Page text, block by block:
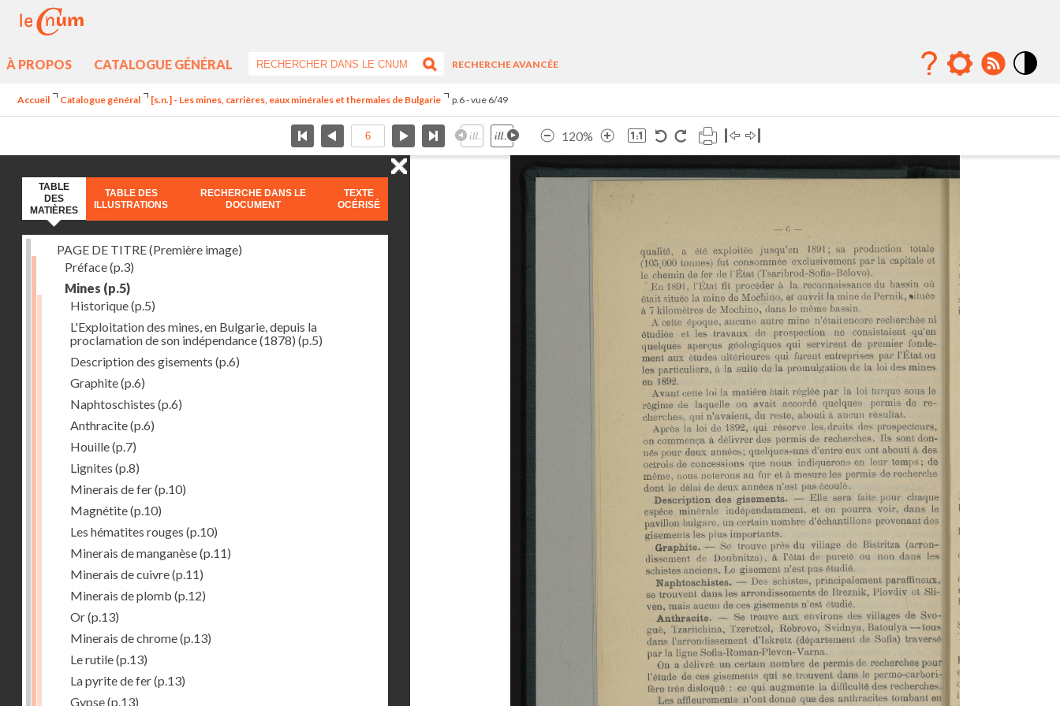
À PROPOS CATALOGUE GÉNÉRAL
RECHERCHE AVANCÉE
Accueil Catalogue général [s.n.] - Les mines, carrières, eaux minérales et thermales de Bulgarie p.6 - vue 6/49
120%
TABLE
DES
MATIÈRES
TABLE DES
ILLUSTRATIONS
RECHERCHE DANS LE
DOCUMENT
TEXTE
OCÉRISÉ
PAGE DE TITRE (Première image)
Préface(p.3)
Mines (p.5)
Historique(p.5)
L'Exploitation des mines, en Bulgarie, depuis la
proclamation de son indépendance (1878) (p.5)
Description des gisements (p.6)
Graphite(p.6)
Naphtoschistes (p.6)
Anthracite(p.6)
Houille(p.7)
Lignites (p.8)
Minerais de fer(p.10)
Magnétite(p.10)
Les hématites rouges (p.10)
Minerais de manganèse(p.11)
Minerais de cuivre(p.11)
Minerais de plomb (p.12)
Or(p.13)
Minerais de chrome(p.13)
Le rutile(p.13)
La pyrite de fer(p.13)
Gypse(p.13)